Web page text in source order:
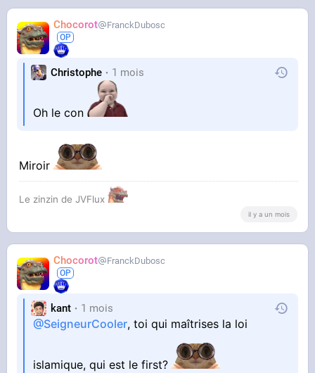
Chocorot FranckDubosc
Christophe 1 mois
Oh le con
Miroir
Le zinzin de JVFlux
il y a un mois
Chocorot FranckDubosc
kant 1 mois
@SeigneurCooler, toi qui maîtrises la loi
islamique, qui est le first?